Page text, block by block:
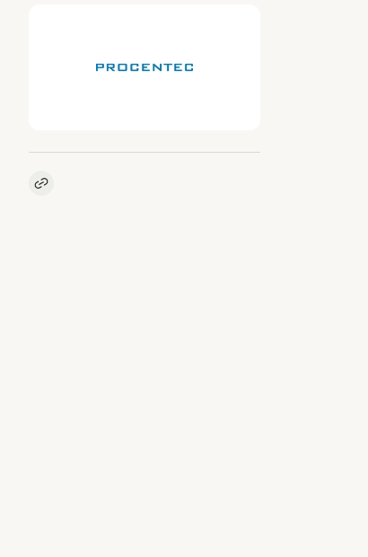
Kopieer link naar vacature